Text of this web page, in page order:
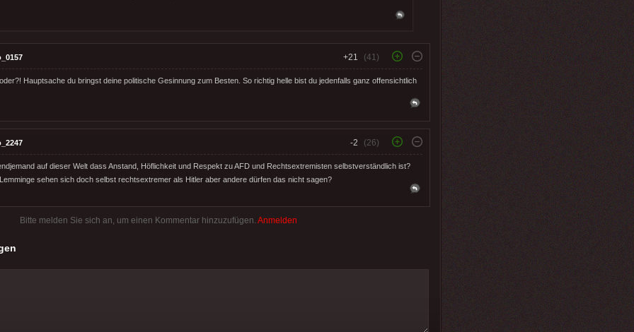
+21 (41)
Hauptsache du bringst deine politische Gesinnung zum Besten. So richtig helle bist du jedenfalls ganz offensichtlich
-2 (26)
auf dieser Welt dass Anstand, Höflichkeit und Respekt zu AFD und Rechtsextremisten selbstverständlich ist?
sehen sich doch selbst rechtsextremer als Hitler aber andere dürfen das nicht sagen?
Bitte melden Sie sich an, um einen Kommentar hinzuzufügen. Anmelden